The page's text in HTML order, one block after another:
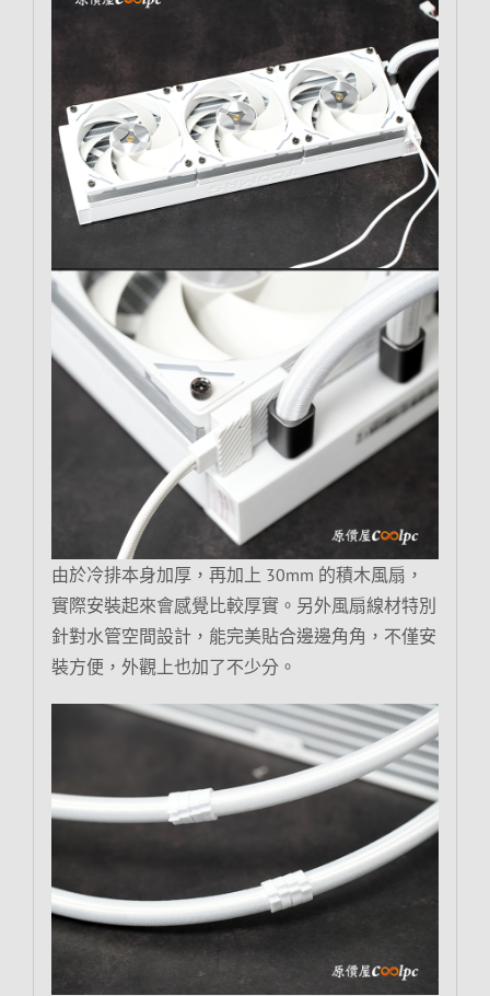
由於冷排本身加厚，再加上 30mm 的積木風扇，
實際安裝起來會感覺比較厚實。另外風扇線材特別
針對水管空間設計，能完美貼合邊邊角角，不僅安
裝方便，外觀上也加了不少分。